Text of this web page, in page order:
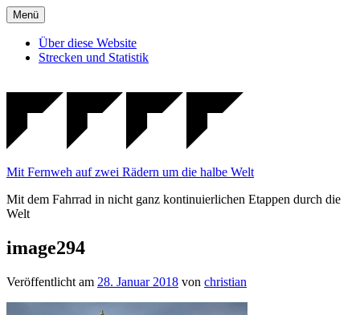
Zum
Inhalt
springen
Menü
Über diese Website
Strecken und Statistik
Mit Fernweh auf zwei Rädern um die halbe Welt
Mit dem Fahrrad in nicht ganz kontinuierlichen Etappen durch die
Welt
image294
Veröffentlicht am 28. Januar 2018 von christian